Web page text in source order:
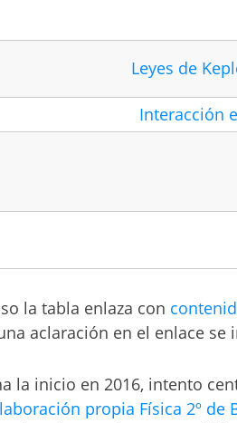
Leyes de
Interacción
la tabla enlaza con
aclaración en el enlace
la inicio en 2016, intento
propia Física 2º de